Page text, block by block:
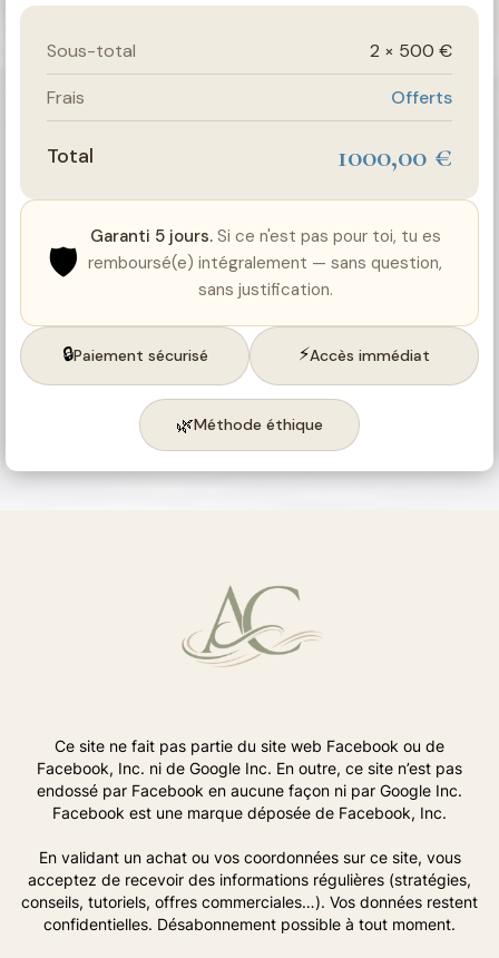
Sous-total
2 × 500 €
Frais
Offerts
Total 1000,00 €
🛡️
Garanti 5 jours.Si ce n'est pas pour toi, tu es
remboursé(e) intégralement — sans question,
sans justification.
🔒Paiement sécurisé ⚡Accès immédiat
🌿Méthode éthique
Ce site ne fait pas partie du site web Facebook ou de
Facebook, Inc. ni de Google Inc. En outre, ce site n’est pas
endossé par Facebook en aucune façon ni par Google Inc.
Facebook est une marque déposée de Facebook, Inc.
En validant un achat ou vos coordonnées sur ce site, vous
acceptez de recevoir des informations régulières (stratégies,
conseils, tutoriels, offres commerciales…). Vos données restent
confidentielles. Désabonnement possible à tout moment.